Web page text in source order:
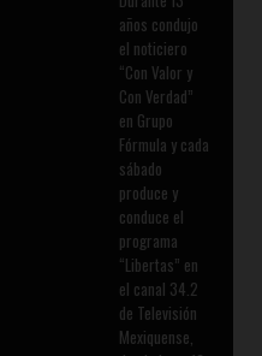
años condujo
el noticiero
“Con Valor y
Con Verdad”
en Grupo
Fórmula y cada
sábado
produce y
conduce el
programa
“Libertas” en
el canal 34.2
de Televisión
Mexiquense,